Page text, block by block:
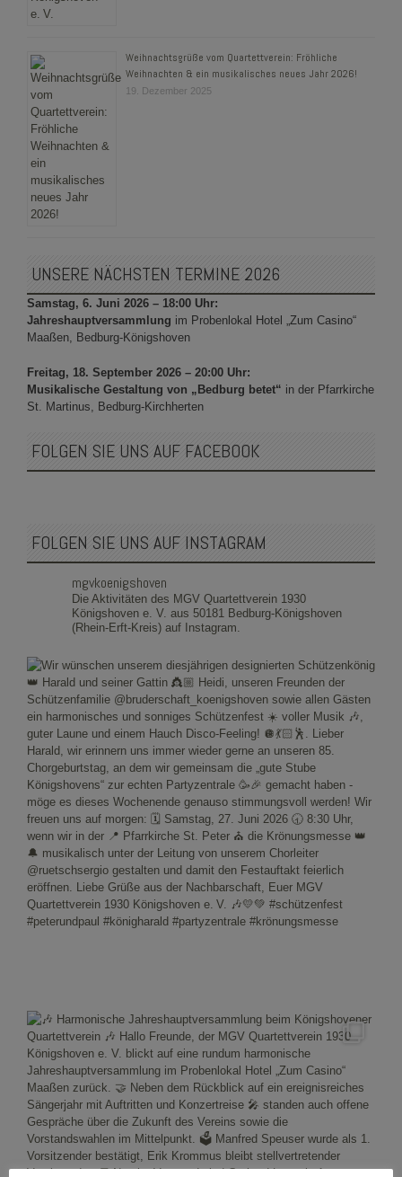
Weihnachtsgrüße vom Quartettverein: Fröhliche
Weihnachten & ein musikalisches neues Jahr 2026!
19. Dezember 2025
UNSERE NÄCHSTEN TERMINE 2026
Samstag, 6. Juni 2026 – 18:00 Uhr:
Jahreshauptversammlung im Probenlokal Hotel „Zum Casino“
Maaßen, Bedburg-Königshoven
Freitag, 18. September 2026 – 20:00 Uhr:
Musikalische Gestaltung von „Bedburg betet“ in der Pfarrkirche
St. Martinus, Bedburg-Kirchherten
FOLGEN SIE UNS AUF FACEBOOK
FOLGEN SIE UNS AUF INSTAGRAM
mgvkoenigshoven
Die Aktivitäten des MGV Quartettverein 1930
Königshoven e. V. aus 50181 Bedburg-Königshoven
(Rhein-Erft-Kreis) auf Instagram.